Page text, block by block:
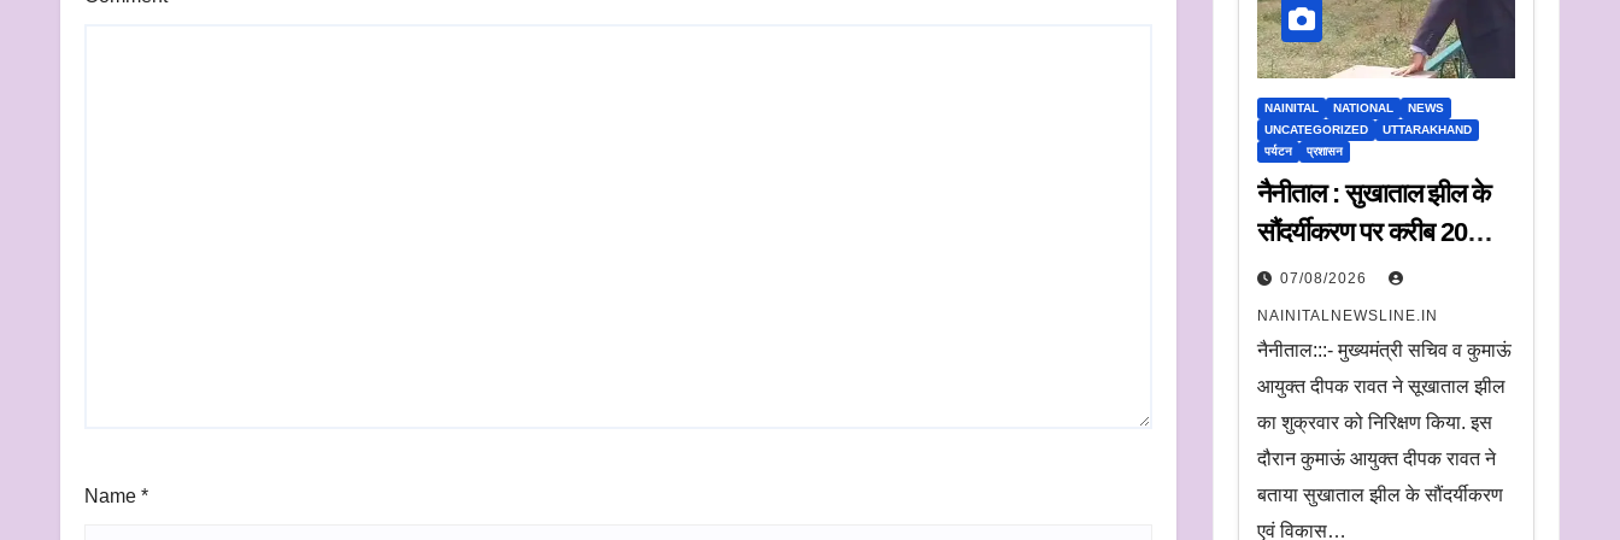
Name *
NAINITAL NATIONAL
NEWS
UNCATEGORIZED
UTTARAKHAND
पर्यटन
प्रशासन
नैनीताल : सुखाताल झील के
सौंदर्यीकरण पर करीब 20
करोड़ रुपये खर्च, संचालन के
लिए संस्था का चयन जल्द
07/08/2026
NAINITALNEWSLINE.IN
नैनीताल:::- मुख्यमंत्री सचिव व कुमाऊं
आयुक्त दीपक रावत ने सूखाताल झील
का शुक्रवार को निरिक्षण किया. इस
दौरान कुमाऊं आयुक्त दीपक रावत ने
बताया सुखाताल झील के सौंदर्यीकरण
एवं विकास…